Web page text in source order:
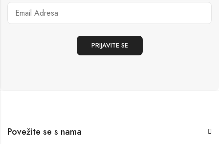
Povežite se s nama